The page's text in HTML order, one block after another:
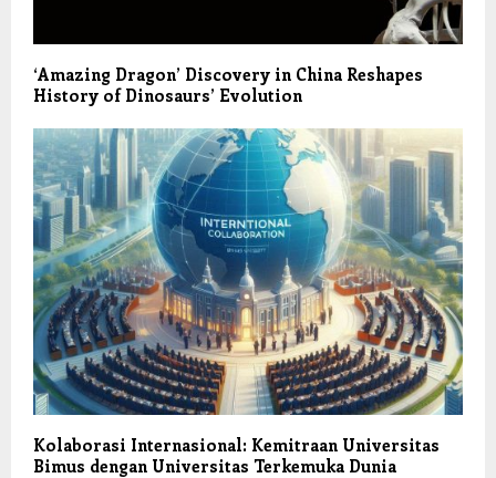
‘Amazing Dragon’ Discovery in China Reshapes
History of Dinosaurs’ Evolution
Kolaborasi Internasional: Kemitraan Universitas
Bimus dengan Universitas Terkemuka Dunia